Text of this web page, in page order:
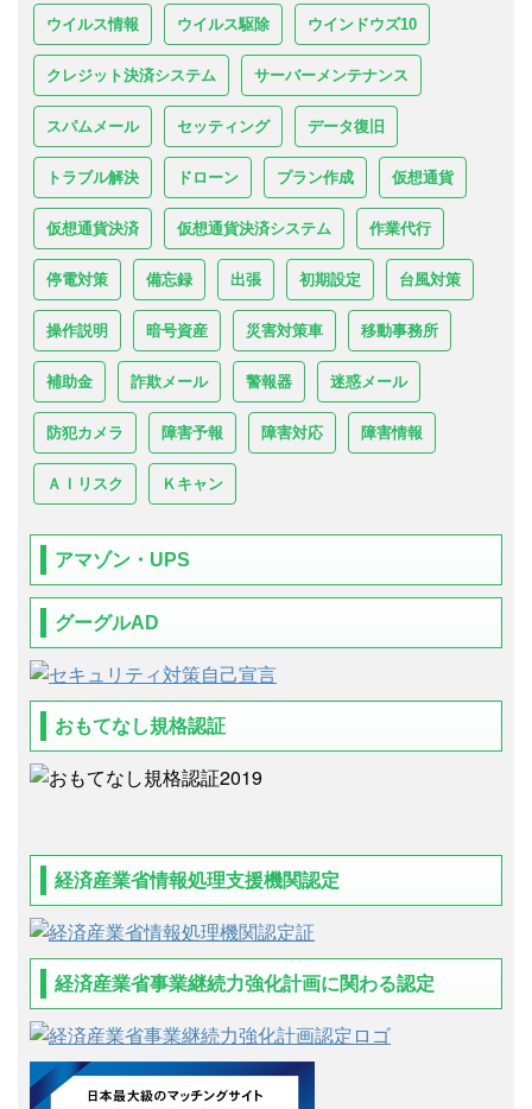
ウイルス情報 ウイルス駆除 ウインドウズ10
クレジット決済システム サーバーメンテナンス
スパムメール セッティング データ復旧
トラブル解決 ドローン プラン作成 仮想通貨
仮想通貨決済 仮想通貨決済システム 作業代行
停電対策 備忘録 出張 初期設定 台風対策
操作説明 暗号資産 災害対策車 移動事務所
補助金 詐欺メール 警報器 迷惑メール
防犯カメラ 障害予報 障害対応 障害情報
ＡＩリスク Ｋキャン
アマゾン・UPS
グーグルAD
おもてなし規格認証
経済産業省情報処理支援機関認定
経済産業省事業継続力強化計画に関わる認定